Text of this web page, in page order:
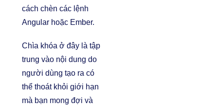
cách chèn các lệnh
Angular hoặc Ember.
Chìa khóa ở đây là tập
trung vào nội dung do
người dùng tạo ra có
thể thoát khỏi giới hạn
mà bạn mong đợi và